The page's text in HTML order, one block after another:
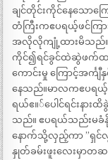
ချင်တိုင်းကိုင်နေသောက
တံကြီးကဧပရယ့်ဖင်ကြ
အလိုလိုကျုံ့ထားမိသည်။
ကိုင်၍ရင်ခွင်ထဲဆွဲဖက်ထ
ကောင်းမှု ကြောင့်အင်္က
နေသည်။မာလကဧပရယ့်
ရယ်ဧ။်ပေါင်ရင်းန
သည်။ ဧပရယ်သည်းမခံ
နောက်သို့လှည့်ကာ ”ရှင်လွ
နှုတ်ခမ်းဖူးလေးမှ